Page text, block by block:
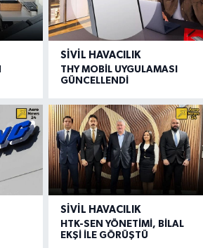
SIVIL HAVACILIK
THY MOBİL UYGULAMASI
GÜNCELLENDİ
SIVIL HAVACILIK
HTK-SEN YÖNETİMİ, BİLAL
EKŞİ İLE GÖRÜŞTÜ